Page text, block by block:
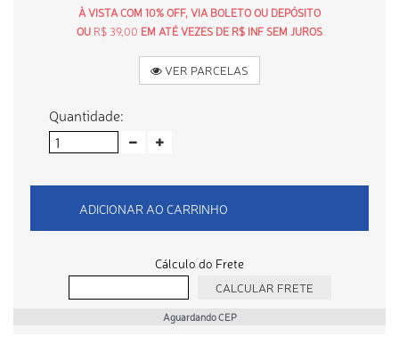
À VISTA COM 10% OFF, VIA BOLETO OU DEPÓSITO
OU R$ 39,00 EM ATÉ VEZES DE R$ INF SEM JUROS
VER PARCELAS
Quantidade:
ADICIONAR AO CARRINHO
Cálculo do Frete
Aguardando CEP